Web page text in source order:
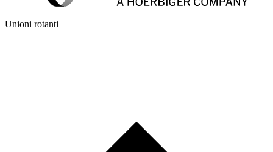
Unioni rotanti